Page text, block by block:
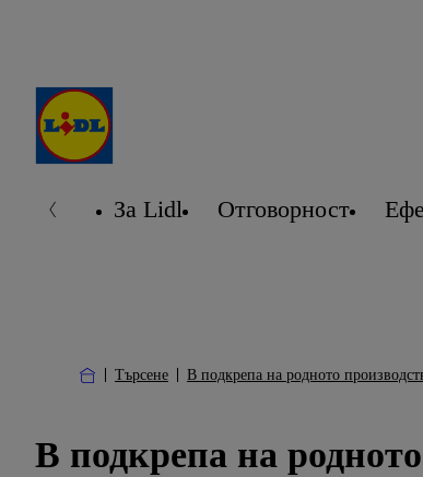
За Lidl Отговорност
Търсене В подкрепа на родното
В подкрепа на